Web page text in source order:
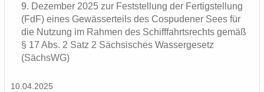
9. De­zem­ber 2025 zur Fest­stel­lung der Fer­tig­stel­lung
(FdF) eines Ge­wäs­ser­teils des Cos­pu­de­ner Sees für
die Nut­zung im Rah­men des Schiff­fahrts­rechts gemäß
§ 17 Abs. 2 Satz 2 Säch­si­sches Was­ser­ge­setz
(SächsWG)
10.04.2025